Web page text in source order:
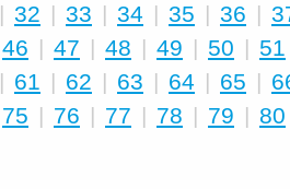
| 32 | 33 | 34 | 35 | 36 |
46 | 47 | 48 | 49 | 50 | 51
| 61 | 62 | 63 | 64 | 65 |
75 | 76 | 77 | 78 | 79 | 80